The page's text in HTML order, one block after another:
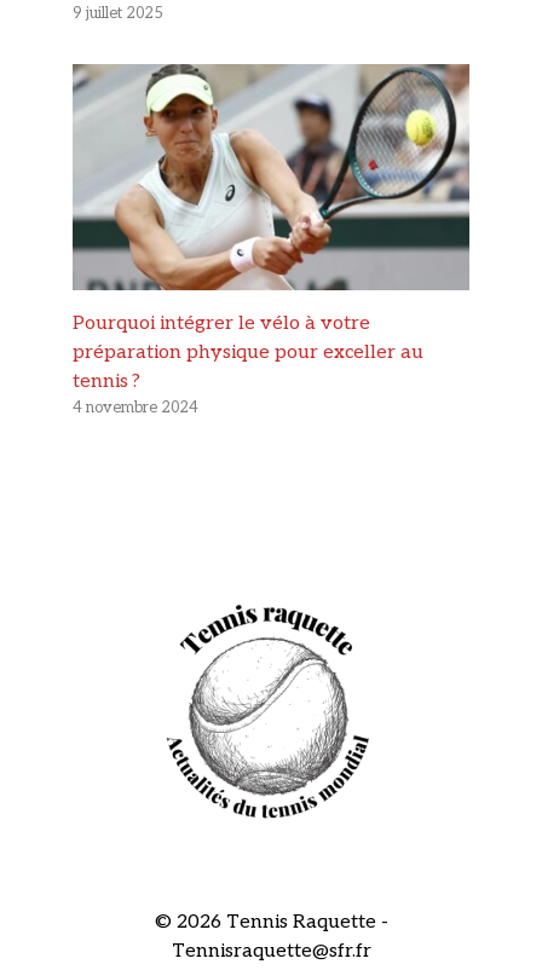
9 juillet 2025
Pourquoi intégrer le vélo à votre
préparation physique pour exceller au
tennis ?
4 novembre 2024
© 2026 Tennis Raquette -
Tennisraquette@sfr.fr